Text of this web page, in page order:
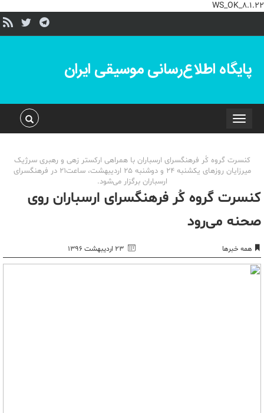
WS_OK_8.1.22
پایگاه اطلاع‌رسانی موسیقی ایران
Toggle
navigation
کنسرت گروه کُر فرهنگسرای ارسباران با همراهی ارکستر زهی و رهبری سرژیک
میرزایان روزهای یکشنبه 24 و دوشنبه 25 اردیبهشت، ساعت21 در فرهنگسرای
ارسباران برگزار می‌شود.
کنسرت گروه کُر فرهنگسرای ارسباران روی
صحنه می‌رود
همه خبرها ۲۳ اردیبهشت ۱۳۹۶